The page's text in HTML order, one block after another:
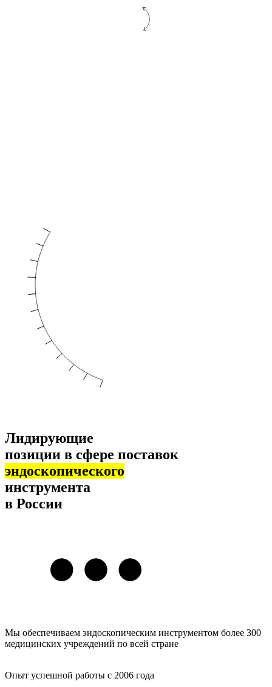
Лидирующие
позиции в сфере поставок
эндоскопического
инструмента
в России
Мы обеспечиваем эндоскопическим инструментом более 300
медицинских учреждений по всей стране
Опыт успешной работы с 2006 года